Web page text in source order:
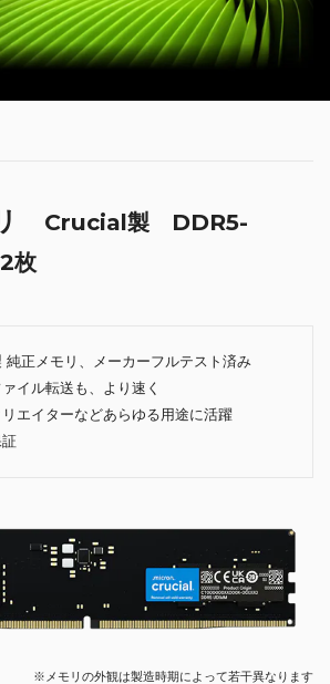
Crucial製 DDR5-
枚
純正メモリ、メーカーフルテスト済み
イル転送も、より速く
エイターなどあらゆる用途に活躍
※メモリの外観は製造時期によって若干異なります